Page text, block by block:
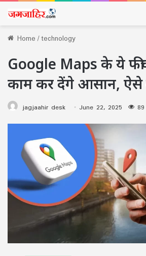
Home/technology
Google Maps के ये
काम कर देंगे आसान,
jagjaahir desk June 22, 2025 89